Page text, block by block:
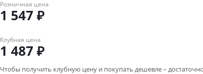
Розничная цена
1 547 ₽
Клубная цена
1 487 ₽
Чтобы получить клубную цену и покупать дешевле –